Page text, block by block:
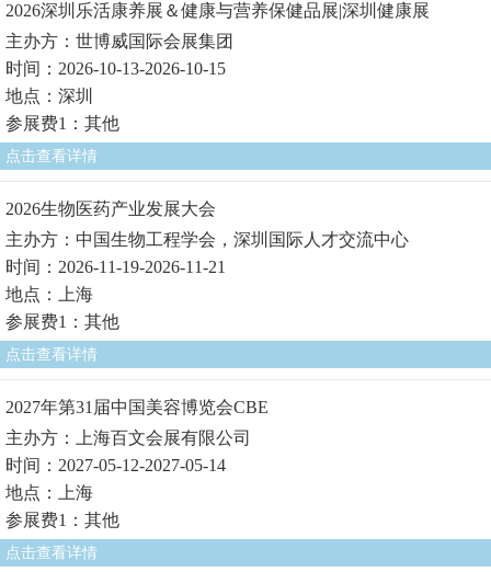
2026深圳乐活康养展＆健康与营养保健品展|深圳健康展
主办方：世博威国际会展集团
时间：2026-10-13-2026-10-15
地点：深圳
参展费1：其他
点击查看详情
2026生物医药产业发展大会
主办方：中国生物工程学会，深圳国际人才交流中心
时间：2026-11-19-2026-11-21
地点：上海
参展费1：其他
点击查看详情
2027年第31届中国美容博览会CBE
主办方：上海百文会展有限公司
时间：2027-05-12-2027-05-14
地点：上海
参展费1：其他
点击查看详情